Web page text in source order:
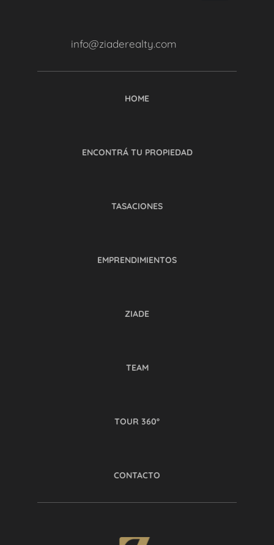
info@ziaderealty.com
HOME
ENCONTRÁ TU PROPIEDAD
TASACIONES
EMPRENDIMIENTOS
ZIADE
TEAM
TOUR 360º
CONTACTO